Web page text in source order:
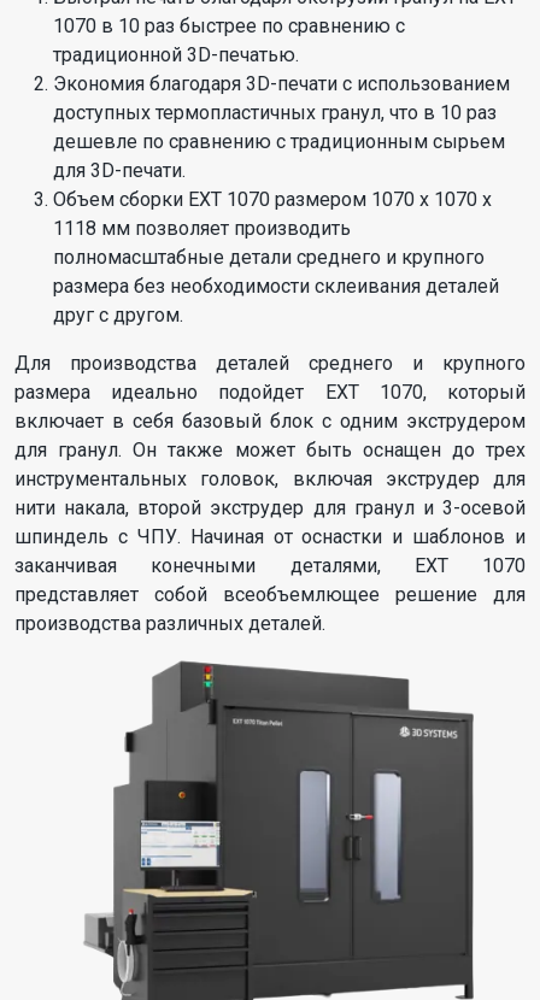
1070 в 10 раз быстрее по сравнению с
традиционной 3D-печатью.
Экономия благодаря 3D-печати с использованием
доступных термопластичных гранул, что в 10 раз
дешевле по сравнению с традиционным сырьем
для 3D-печати.
Объем сборки EXT 1070 размером 1070 x 1070 x
1118 мм позволяет производить
полномасштабные детали среднего и крупного
размера без необходимости склеивания деталей
друг с другом.
Для производства деталей среднего и крупного
размера идеально подойдет EXT 1070, который
включает в себя базовый блок с одним экструдером
для гранул. Он также может быть оснащен до трех
инструментальных головок, включая экструдер для
нити накала, второй экструдер для гранул и 3-осевой
шпиндель с ЧПУ. Начиная от оснастки и шаблонов и
заканчивая конечными деталями, EXT 1070
представляет собой всеобъемлющее решение для
производства различных деталей.